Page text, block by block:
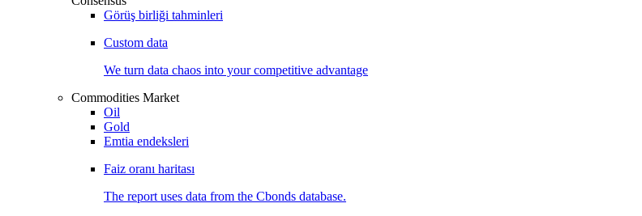
Görüş birliği tahminleri
Custom data
We turn data chaos into your competitive advantage
Commodities Market
Oil
Gold
Emtia endeksleri
Faiz oranı haritası
The report uses data from the Cbonds database.